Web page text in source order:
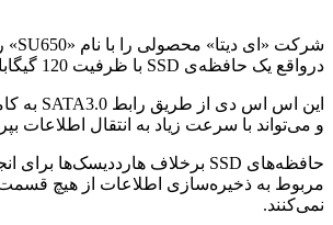
شرکت «ای دیتا» محصولی را با نام «SU650»
درواقع یک حافظه‌ی SSD با ظرفیت 120 گیگابایت است.
این اس اس دی از طریق رابط SATA3.0 به
و می‌تواند با سرعت زیاد به انتقال اطلاعات
حافظه‌های SSD برخلاف هارددیسک‌ها برای
مربوط به ذخیره‌سازی اطلاعات از هیچ
نمی‌کنند.